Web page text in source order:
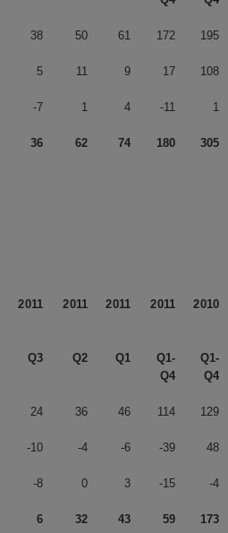
38 50 61 172 195
5 11 9 17 108
-7 1 4 -11 1
36 62 74 180 305
2011 2011 2011 2011 2010
Q3 Q2 Q1
Q1-
Q4
Q1-
Q4
24 36 46 114 129
-10 -4 -6 -39 48
-8 0 3 -15 -4
6 32 43 59 173